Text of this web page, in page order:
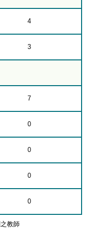
4
3
7
0
0
0
0
教師